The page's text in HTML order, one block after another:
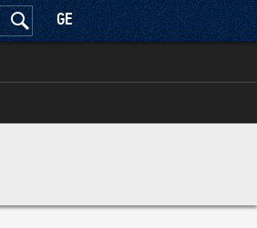
GE